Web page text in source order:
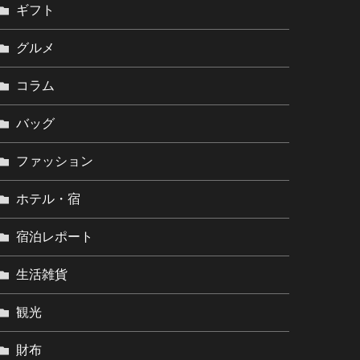
ギフト
グルメ
コラム
バッグ
ファッション
ホテル・宿
宿泊レポート
生活雑貨
観光
財布